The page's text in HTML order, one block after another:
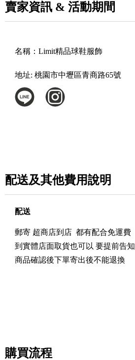
賣家資訊 & 活動期間
名稱： Limit精品球鞋服飾
地址: 桃園市中壢區青商路65號
配送及其他費用說明
配送
郵寄 超商店到店 都有配合免運費
到實體店面取貨也可以 要提前告知
商品確認後下單寄出後不能退換
購買流程